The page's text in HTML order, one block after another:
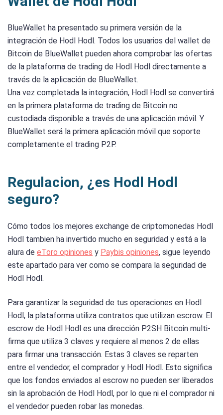
BlueWallet ha presentado su primera versión de la
integración de Hodl Hodl. Todos los usuarios del wallet de
Bitcoin de BlueWallet pueden ahora comprobar las ofertas
de la plataforma de trading de Hodl Hodl directamente a
través de la aplicación de BlueWallet.
Una vez completada la integración, Hodl Hodl se convertirá
en la primera plataforma de trading de Bitcoin no
custodiada disponible a través de una aplicación móvil. Y
BlueWallet será la primera aplicación móvil que soporte
completamente el trading P2P.
Regulacion, ¿es Hodl Hodl
seguro?
Cómo todos los mejores exchange de criptomonedas Hodl
Hodl tambien ha invertido mucho en seguridad y está a la
alura de eToro opiniones y Paybis opiniones, sigue leyendo
este apartado para ver como se compara la seguridad de
Hodl Hodl.
Para garantizar la seguridad de tus operaciones en Hodl
Hodl, la plataforma utiliza contratos que utilizan escrow. El
escrow de Hodl Hodl es una dirección P2SH Bitcoin multi-
firma que utiliza 3 claves y requiere al menos 2 de ellas
para firmar una transacción. Estas 3 claves se reparten
entre el vendedor, el comprador y Hodl Hodl. Esto significa
que los fondos enviados al escrow no pueden ser liberados
sin la aprobación de Hodl Hodl, por lo que ni el comprador ni
el vendedor pueden robar las monedas.